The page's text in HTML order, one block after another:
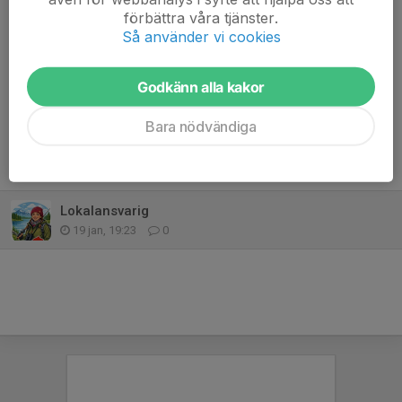
Hör av dig via mejl tillinfo@fjallorna.seeller ring
Dela nyhet
Lokalansvarig
19 jan, 19:23 0
förbättra våra tjänster.
Så använder vi cookies
Godkänn alla kakor
Bara nödvändiga